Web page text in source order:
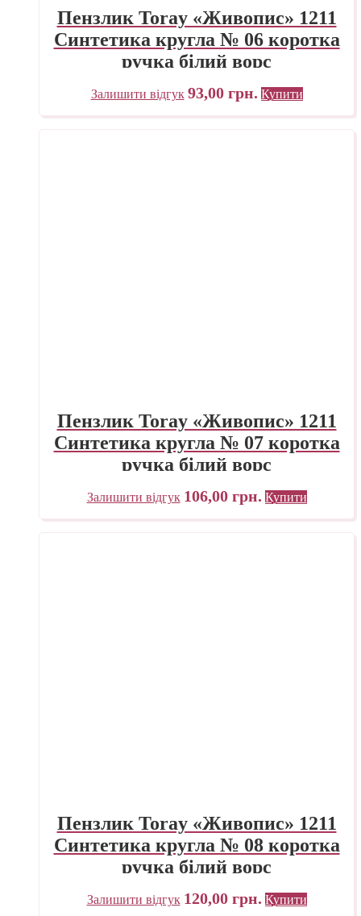
Пензлик Toray «Живопис» 1211
Синтетика кругла № 06 коротка
ручка білий ворс
Залишити відгук 93,00 грн. Купити
Пензлик Toray «Живопис» 1211
Синтетика кругла № 07 коротка
ручка білий ворс
Залишити відгук 106,00 грн. Купити
Пензлик Toray «Живопис» 1211
Синтетика кругла № 08 коротка
ручка білий ворс
Залишити відгук 120,00 грн. Купити